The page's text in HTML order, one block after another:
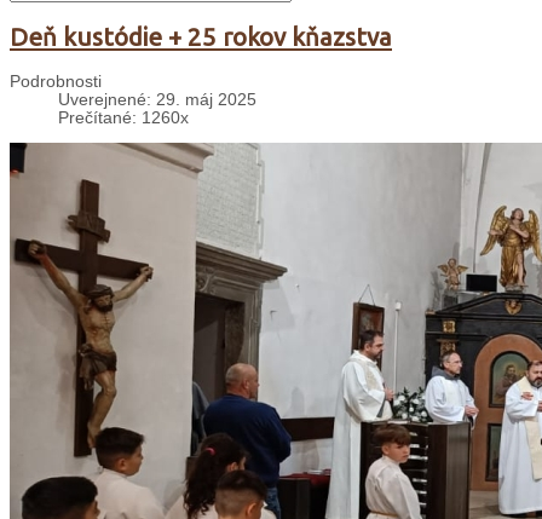
Deň kustódie + 25 rokov kňazstva
Podrobnosti
Uverejnené: 29. máj 2025
Prečítané: 1260x